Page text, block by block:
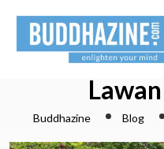
Buddhazine Blog